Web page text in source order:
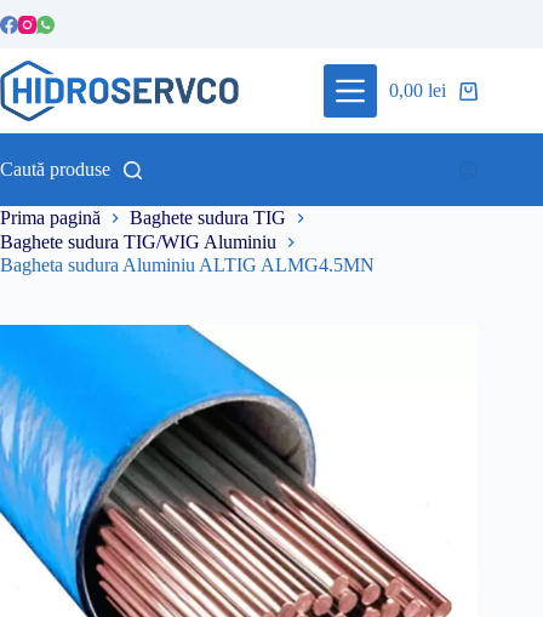
la
Coș
0,00lei
Caută produse
Prima pagină
Baghete sudura TIG
Baghete sudura TIG/WIG Aluminiu
Bagheta sudura Aluminiu ALTIG ALMG4.5MN